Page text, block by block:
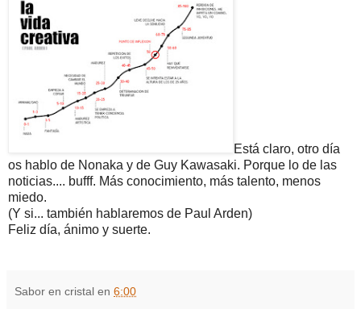
Está claro, otro día
os hablo de Nonaka y de Guy Kawasaki. Porque lo de las
noticias.... bufff. Más conocimiento, más talento, menos
miedo.
(Y si... también hablaremos de Paul Arden)
Feliz día, ánimo y suerte.
Sabor en cristal en 6:00